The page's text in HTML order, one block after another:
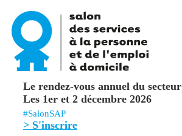
Le rendez-vous annuel du secteur
Les 1er et 2 décembre 2026
#SalonSAP
> S'inscrire